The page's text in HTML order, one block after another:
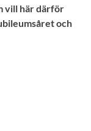
vill här därför
och